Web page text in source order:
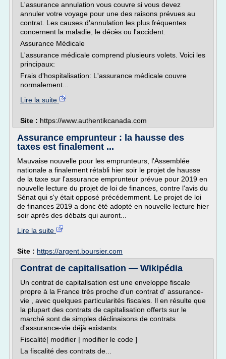
L'assurance annulation vous couvre si vous devez
annuler votre voyage pour une des raisons prévues au
contrat. Les causes d'annulation les plus fréquentes
concernent la maladie, le décès ou l'accident.
Assurance Médicale
L'assurance médicale comprend plusieurs volets. Voici les
principaux:
Frais d'hospitalisation: L'assurance médicale couvre
normalement...
Lire la suite
Site : https://www.authentikcanada.com
Assurance emprunteur : la hausse des
taxes est finalement ...
Mauvaise nouvelle pour les emprunteurs, l'Assemblée
nationale a finalement rétabli hier soir le projet de hausse
de la taxe sur l'assurance emprunteur prévue pour 2019 en
nouvelle lecture du projet de loi de finances, contre l'avis du
Sénat qui s'y était opposé précédemment. Le projet de loi
de finances 2019 a donc été adopté en nouvelle lecture hier
soir après des débats qui auront...
Lire la suite
Site : https://argent.boursier.com
Contrat de capitalisation — Wikipédia
Un contrat de capitalisation est une enveloppe fiscale
propre à la France très proche d'un contrat d' assurance-
vie , avec quelques particularités fiscales. Il en résulte que
la plupart des contrats de capitalisation offerts sur le
marché sont de simples déclinaisons de contrats
d'assurance-vie déjà existants.
Fiscalité[ modifier | modifier le code ]
La fiscalité des contrats de...